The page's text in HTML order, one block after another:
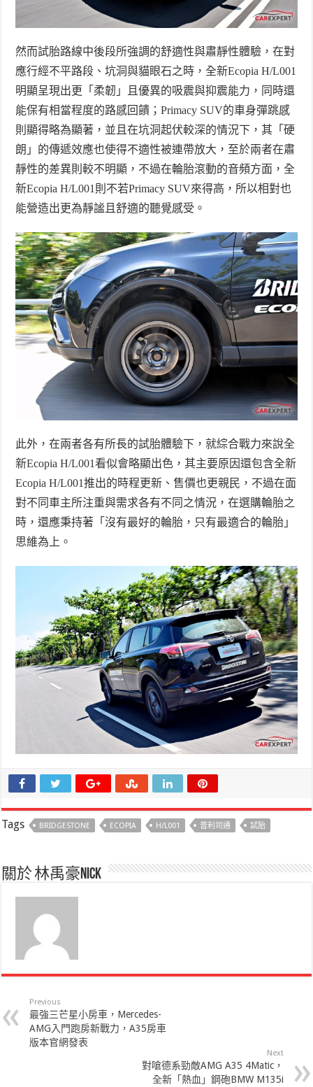
然而試胎路線中後段所強調的舒適性與肅靜性體驗，在對
應行經不平路段、坑洞與貓眼石之時，全新Ecopia H/L001
明顯呈現出更「柔韌」且優異的吸震與抑震能力，同時還
能保有相當程度的路感回饋；Primacy SUV的車身彈跳感
則顯得略為顯著，並且在坑洞起伏較深的情況下，其「硬
朗」的傳遞效應也使得不適性被連帶放大，至於兩者在肅
靜性的差異則較不明顯，不過在輪胎滾動的音頻方面，全
新Ecopia H/L001 則不若Primacy SUV來得高，所以相對也
能營造出更為靜謐且舒適的聽覺感受。
此外，在兩者各有所長的試胎體驗下，就綜合戰力來說全
新Ecopia H/L001看似會略顯出色，其主要原因還包含全新
Ecopia H/L001推出的時程更新、售價也更親民，不過在面
對不同車主所注重與需求各有不同之情況，在選購輪胎之
時，還應秉持著「沒有最好的輪胎，只有最適合的輪胎」
思維為上。
Tags BRIDGESTONE ECOPIA H/L001 普利司通 試胎
關於 林禹豪Nick
Previous
最強三芒星小房車，Mercedes-
AMG入門跑房新戰力，A35房車
版本官網發表
Next
對嗆德系勁敵AMG A35 4Matic，
全新「熱血」鋼砲BMW M135i